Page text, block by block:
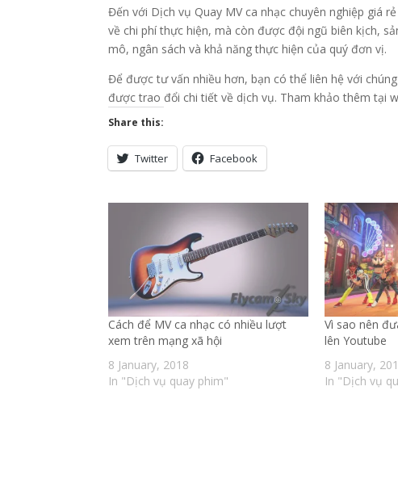
Đến với Dịch vụ Quay MV ca nhạc chuyên nghiệp giá
về chi phí thực hiện, mà còn được đội ngũ biên kịch,
mô, ngân sách và khả năng thực hiện của quý đơn vị.
Để được tư vấn nhiều hơn, bạn có thể liên hệ với
được trao đổi chi tiết về dịch vụ. Tham khảo thêm tại
Share this:
Twitter Facebook
Cách để MV ca nhạc có nhiều lượt
xem trên mạng xã hội
8 January, 2018
In "Dịch vụ quay phim"
Vì sao nên
lên Youtube
8 January,
In "Dịch vụ